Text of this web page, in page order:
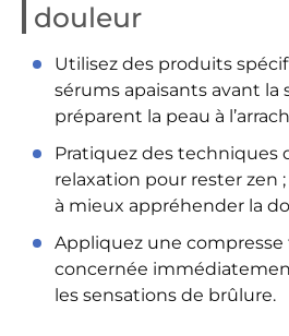
douleur
Utilisez des produits
sérums apaisants avant la
préparent la peau à
Pratiquez des techniques
relaxation pour rester zen
à mieux appréhender la
Appliquez une compresse
concernée
les sensations de brûlure.